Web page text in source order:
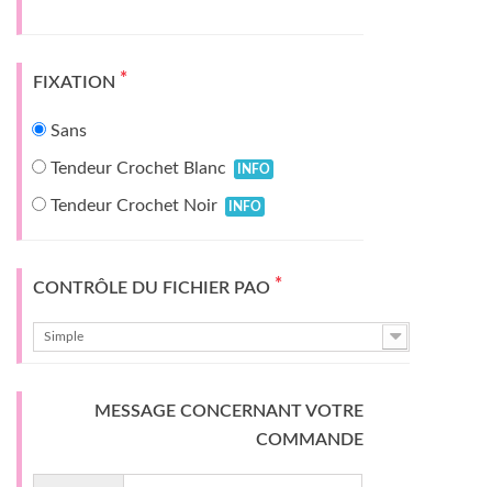
FIXATION *
Sans
Tendeur Crochet Blanc INFO
Tendeur Crochet Noir INFO
CONTRÔLE DU FICHIER PAO *
Simple
MESSAGE CONCERNANT VOTRE
COMMANDE